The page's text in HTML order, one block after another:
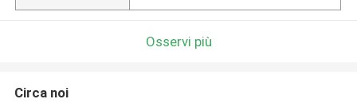
Osservi più
Circa noi